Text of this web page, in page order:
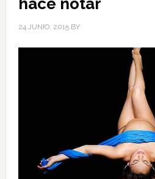
hace notar
24 JUNIO, 2015BY